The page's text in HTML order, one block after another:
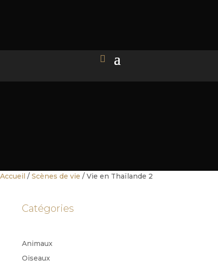
Accueil / Scènes de vie / Vie en Thaïlande 2
Catégories
Animaux
Oiseaux